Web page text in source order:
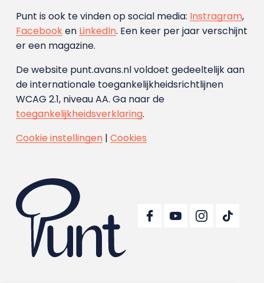
Punt is ook te vinden op social media: Instragram,
Facebooken LinkedIn. Een keer per jaar verschijnt
er een magazine.
De website punt.avans.nl voldoet gedeeltelijk aan
de internationale toegankelijkheidsrichtlijnen
WCAG 2.1, niveau AA. Ga naar de
toegankelijkheidsverklaring.
Cookie instellingen| Cookies